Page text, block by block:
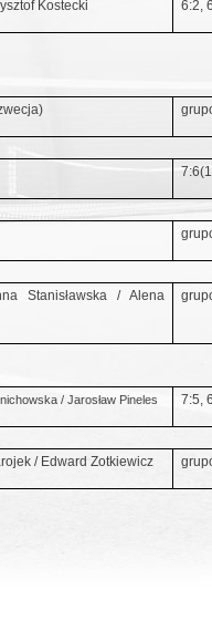
Kostecki
6:2,
Stanisławska / Alena
/ Jarosław Pineles 7:5,
/ Edward Zotkiewicz